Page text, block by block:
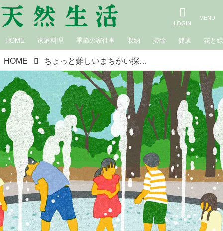
HOME 家庭料理 季節の家仕事 収納 掃除 健康 花と緑
HOME ちょっと難しいまちがい探し｜夏休み